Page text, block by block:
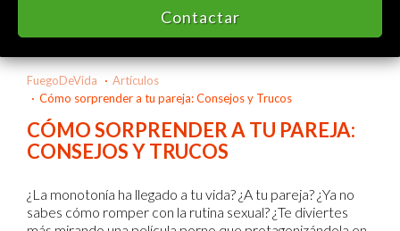
Contactar
FuegoDeVida
Artículos
Cómo sorprender a tu pareja: Consejos y Trucos
CÓMO SORPRENDER A TU PAREJA:
CONSEJOS Y TRUCOS
¿La monotonía ha llegado a tu vida? ¿A tu pareja? ¿Ya no
sabes cómo romper con la rutina sexual? ¿Te diviertes